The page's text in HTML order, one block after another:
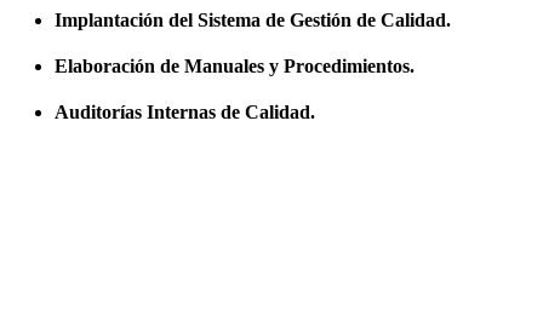
Implantación del Sistema de Gestión de Calidad.
Elaboración de Manuales y Procedimientos.
Auditorías Internas de Calidad.